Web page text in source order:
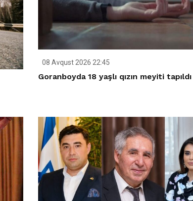
08 Avqust 2026 22:45
Goranboyda 18 yaşlı qızın meyiti tapıldı